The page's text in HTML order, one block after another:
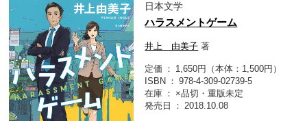
日本文学
ハラスメントゲーム
井上 由美子 著
定価
1,650円（本体：1,500円）
ISBN
978-4-309-02739-5
在庫
×品切・重版未定
発売日
2018.10.08